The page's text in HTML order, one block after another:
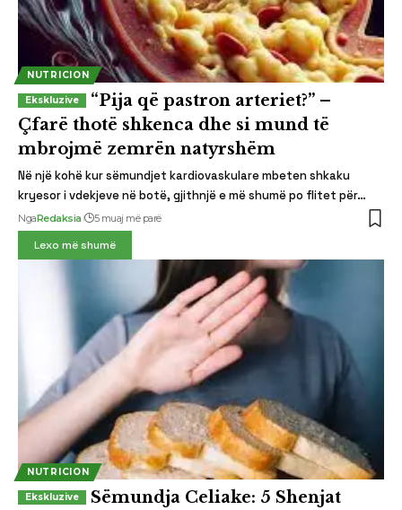
NUTRICION
“Pija që pastron arteriet?” –
Çfarë thotë shkenca dhe si mund të
mbrojmë zemrën natyrshëm
Në një kohë kur sëmundjet kardiovaskulare mbeten shkaku
kryesor i vdekjeve në botë, gjithnjë e më shumë po flitet për…
NgaRedaksia 5 muaj më parë
Lexo më shumë
NUTRICION
Sëmundja Celiake: 5 Shenjat